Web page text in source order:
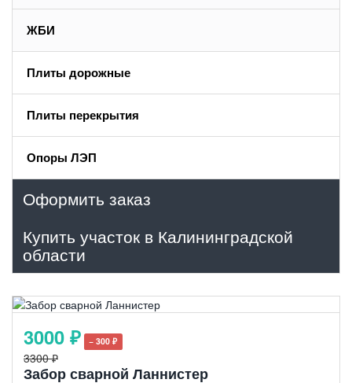
ЖБИ
Плиты дорожные
Плиты перекрытия
Опоры ЛЭП
Оформить заказ
Купить участок в Калининградской
области
3000 ₽ − 300 ₽
3300 ₽
Забор сварной Ланнистер